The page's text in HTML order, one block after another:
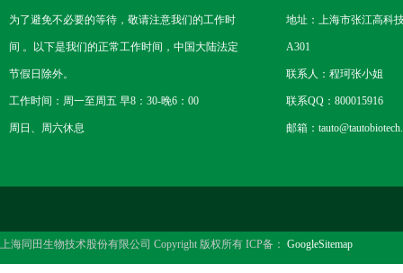
为了避免不必要的等待，敬请注意我们的工作时
间 。以下是我们的正常工作时间，中国大陆法定
节假日除外。
工作时间：周一至周五 早8：30-晚6：00
周日、周六休息
地址：上海市张江高科
A301
联系人：程珂张小姐
联系QQ：800015916
邮箱：
上海同田生物技术股份有限公司 Copyright 版权所有 ICP备： GoogleSitemap